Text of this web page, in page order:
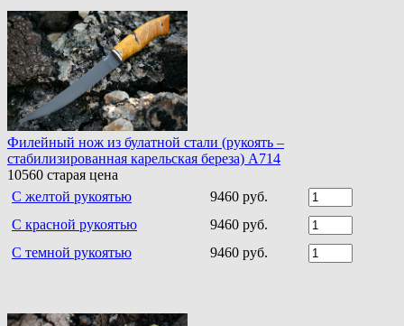
Филейный нож из булатной стали (рукоять –
стабилизированная карельская береза) A714
10560 старая цена
С желтой рукоятью
9460 руб.
С красной рукоятью
9460 руб.
С темной рукоятью
9460 руб.